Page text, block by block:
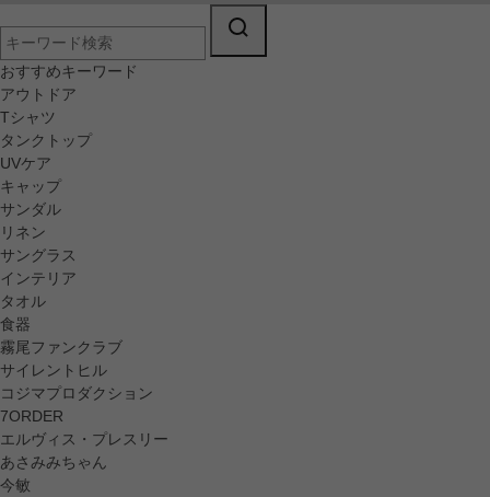
おすすめキーワード
アウトドア
Tシャツ
タンクトップ
UVケア
キャップ
サンダル
リネン
サングラス
インテリア
タオル
食器
霧尾ファンクラブ
サイレントヒル
コジマプロダクション
7ORDER
エルヴィス・プレスリー
あさみみちゃん
今敏